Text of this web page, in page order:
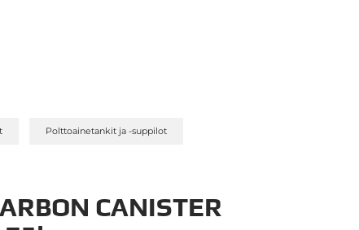
Polttoainetankit ja -suppilot
CANISTER